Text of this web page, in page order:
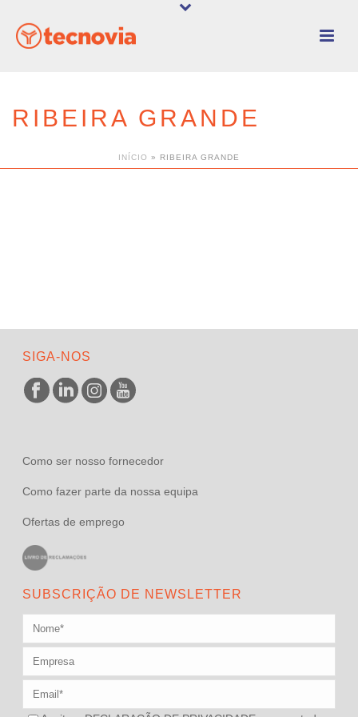
RIBEIRA GRANDE
INÍCIO » RIBEIRA GRANDE
SIGA-NOS
Como ser nosso fornecedor
Como fazer parte da nossa equipa
Ofertas de emprego
SUBSCRIÇÃO DE NEWSLETTER